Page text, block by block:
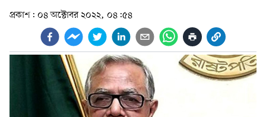
প্রকাশ: ০৪ অক্টোবর ২০২২, ০৪:৫৪